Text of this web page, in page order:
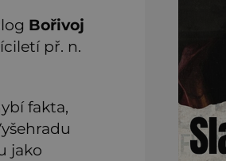
Bořivoj
př. n.
fakta,
jako